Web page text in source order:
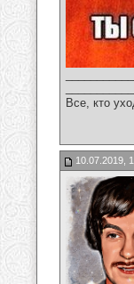
Все, кто
10.07.2019,